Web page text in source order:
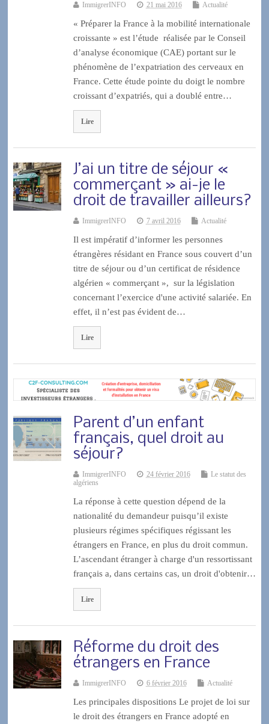
ImmigrerINFO 21 mai 2016 Actualité
« Préparer la France à la mobilité internationale
croissante » est l’étude réalisée par le Conseil
d’analyse économique (CAE) portant sur le
phénomène de l’expatriation des cerveaux en
France. Cette étude pointe du doigt le nombre
croissant d’expatriés, qui a doublé entre…
Lire
J’ai un titre de séjour «
commerçant » ai-je le
droit de travailler ailleurs?
ImmigrerINFO 7 avril 2016 Actualité
Il est impératif d’informer les personnes
étrangères résidant en France sous couvert d’un
titre de séjour ou d’un certificat de résidence
algérien « commerçant », sur la législation
concernant l’exercice d'une activité salariée. En
effet, il n’est pas évident de…
Lire
Parent d’un enfant
français, quel droit au
séjour?
ImmigrerINFO 24 février 2016
Le statut des
algériens
La réponse à cette question dépend de la
nationalité du demandeur puisqu’il existe
plusieurs régimes spécifiques régissant les
étrangers en France, en plus du droit commun.
L’ascendant étranger à charge d'un ressortissant
français a, dans certains cas, un droit d'obtenir…
Lire
Réforme du droit des
étrangers en France
ImmigrerINFO 6 février 2016 Actualité
Les principales dispositions Le projet de loi sur
le droit des étrangers en France adopté en